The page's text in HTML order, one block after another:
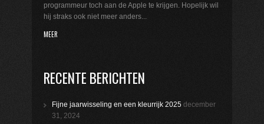
programmeur toch aan de Apple te krijgen. Hopelijk wil
hij straks ook niet meer anders...
MEER
RECENTE BERICHTEN
Fijne jaarwisseling en een kleurrijk 2025 december
31, 2024